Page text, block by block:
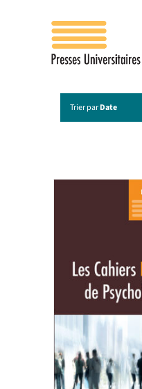
Trier parDate